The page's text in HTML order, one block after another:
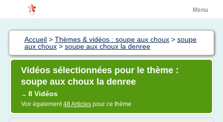
Menu
Accueil > Thèmes & vidéos : soupe aux choux > soupe
aux choux > soupe aux choux la denree
Vidéos sélectionnées pour le thème :
soupe aux choux la denree
→ 8 Vidéos
Voir également48 Articles pour ce thème